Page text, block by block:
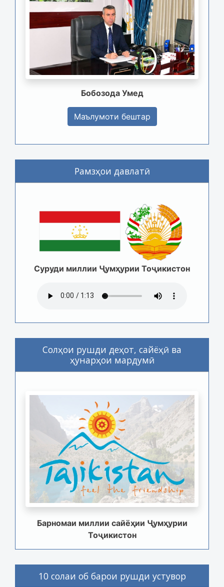
Бобозода Умед
Маълумоти бештар
Рамзҳои давлатӣ
Суруди миллии Ҷумҳурии Тоҷикистон
Солҳои рушди деҳот, сайёҳӣ ва
ҳунарҳои мардумӣ
Барномаи миллии сайёҳии Ҷумҳурии
Тоҷикистон
10 солаи об барои рушди устувор